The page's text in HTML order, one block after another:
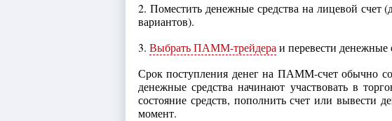
2. Поместить денежные средства на лицевой счет
вариантов).
3. Выбрать ПАММ-трейдера и перевести
Срок поступления денег на ПАММ-счет обычно
денежные средства начинают участвовать в
состояние средств, пополнить счет или вывести
момент.